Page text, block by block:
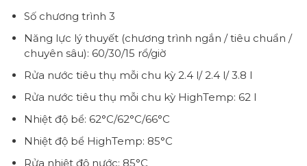
Số chương trình 3
Năng lực lý thuyết (chương trình ngắn / tiêu chuẩn /
chuyên sâu): 60/30/15 rổ/giờ
Rửa nước tiêu thụ mỗi chu kỳ 2.4 l/ 2.4 l/ 3.8 l
Rửa nước tiêu thụ mỗi chu kỳ HighTemp: 62 l
Nhiệt độ bể: 62°C/62°C/66°C
Nhiệt độ bể HighTemp: 85°C
Rửa nhiệt độ nước: 85°C